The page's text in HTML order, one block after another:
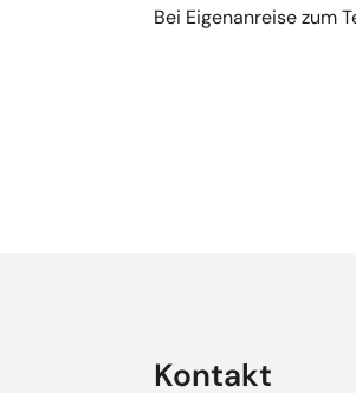
Bei Eigenanreise zum
Kontakt